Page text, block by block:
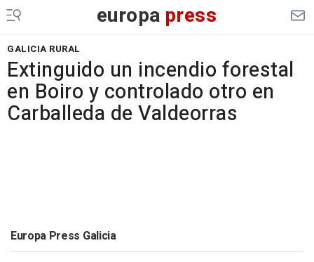
europa press
GALICIA RURAL
Extinguido un incendio forestal
en Boiro y controlado otro en
Carballeda de Valdeorras
Europa Press Galicia